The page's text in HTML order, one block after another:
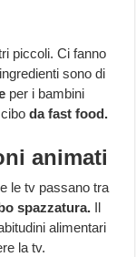
piccoli. Ci fanno
sono di
per i bambini
ciboda fast food.
animati
le tv passano tra
spazzatura. Il
alimentari
la tv.